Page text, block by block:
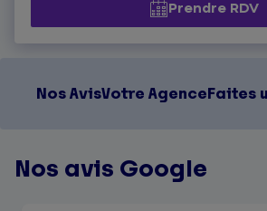
Prendre RDV
Nos AvisVotre AgenceFaites
Nos avis Google